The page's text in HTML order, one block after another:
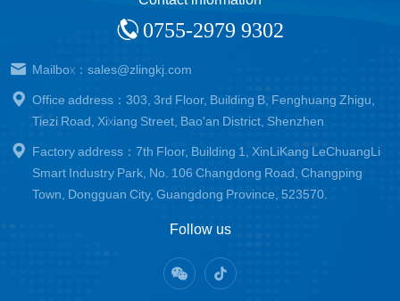
0755-2979 9302
Mailbox：sales@zlingkj.com
Office address：303, 3rd Floor, Building B, Fenghuang Zhigu,
Tiezi Road, Xixiang Street, Bao'an District, Shenzhen
Factory address：7th Floor, Building 1, XinLiKang LeChuangLi
Smart Industry Park, No. 106 Changdong Road, Changping
Town, Dongguan City, Guangdong Province, 523570.
Follow us